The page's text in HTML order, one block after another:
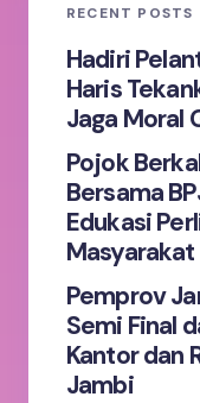
Your Comment *
Save my
next time I
RECENT POSTS
Hadiri
Haris
Jaga Moral
Pojok
Bersama
Edukasi
Masyarakat
Pemprov
Semi Final
Kantor dan
Jambi